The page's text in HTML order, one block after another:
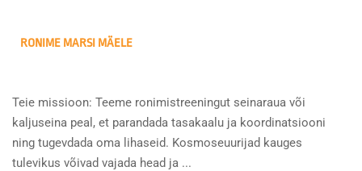
RONIME MARSI MÄELE
Teie missioon: Teeme ronimistreeningut seinaraua või
kaljuseina peal, et parandada tasakaalu ja koordinatsiooni
ning tugevdada oma lihaseid. Kosmoseuurijad kauges
tulevikus võivad vajada head ja ...